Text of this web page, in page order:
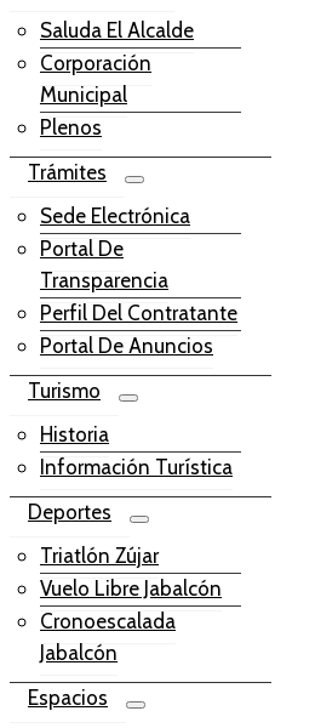
Saluda El Alcalde
Corporación
Municipal
Plenos
Trámites
Sede Electrónica
Portal De
Transparencia
Perfil Del Contratante
Portal De Anuncios
Turismo
Historia
Información Turística
Deportes
Triatlón Zújar
Vuelo Libre Jabalcón
Cronoescalada
Jabalcón
Espacios